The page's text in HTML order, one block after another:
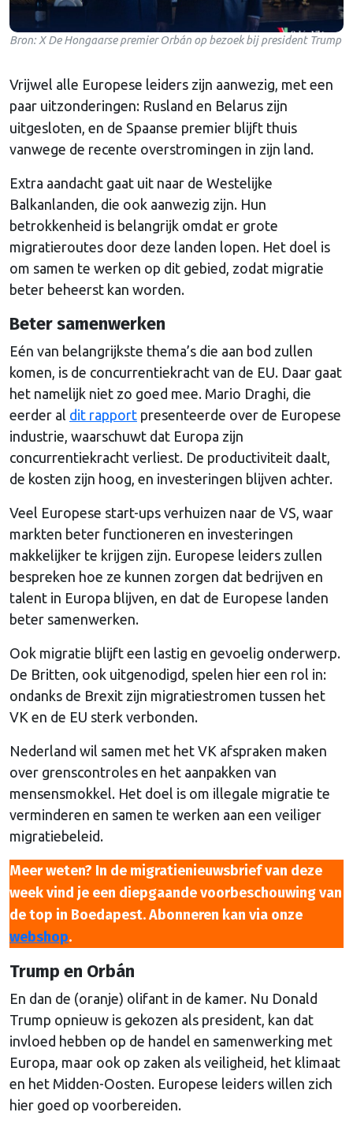
Bron: X De Hongaarse premier Orbán op bezoek bij president Trump
Vrijwel alle Europese leiders zijn aanwezig, met een
paar uitzonderingen: Rusland en Belarus zijn
uitgesloten, en de Spaanse premier blijft thuis
vanwege de recente overstromingen in zijn land.
Extra aandacht gaat uit naar de Westelijke
Balkanlanden, die ook aanwezig zijn. Hun
betrokkenheid is belangrijk omdat er grote
migratieroutes door deze landen lopen. Het doel is
om samen te werken op dit gebied, zodat migratie
beter beheerst kan worden.
Beter samenwerken
Eén van belangrijkste thema’s die aan bod zullen
komen, is de concurrentiekracht van de EU. Daar gaat
het namelijk niet zo goed mee. Mario Draghi, die
eerder al dit rapport presenteerde over de Europese
industrie, waarschuwt dat Europa zijn
concurrentiekracht verliest. De productiviteit daalt,
de kosten zijn hoog, en investeringen blijven achter.
Veel Europese start-ups verhuizen naar de VS, waar
markten beter functioneren en investeringen
makkelijker te krijgen zijn. Europese leiders zullen
bespreken hoe ze kunnen zorgen dat bedrijven en
talent in Europa blijven, en dat de Europese landen
beter samenwerken.
Ook migratie blijft een lastig en gevoelig onderwerp.
De Britten, ook uitgenodigd, spelen hier een rol in:
ondanks de Brexit zijn migratiestromen tussen het
VK en de EU sterk verbonden.
Nederland wil samen met het VK afspraken maken
over grenscontroles en het aanpakken van
mensensmokkel. Het doel is om illegale migratie te
verminderen en samen te werken aan een veiliger
migratiebeleid.
Meer weten? In de migratienieuwsbrief van deze
week vind je een diepgaande voorbeschouwing van
de top in Boedapest. Abonneren kan via onze
webshop.
Trump en Orbán
En dan de (oranje) olifant in de kamer. Nu Donald
Trump opnieuw is gekozen als president, kan dat
invloed hebben op de handel en samenwerking met
Europa, maar ook op zaken als veiligheid, het klimaat
en het Midden-Oosten. Europese leiders willen zich
hier goed op voorbereiden.